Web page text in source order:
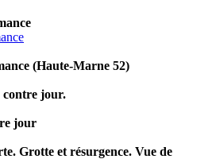
(Haute-Marne 52)
contre jour.
jour
Grotte et résurgence. Vue de